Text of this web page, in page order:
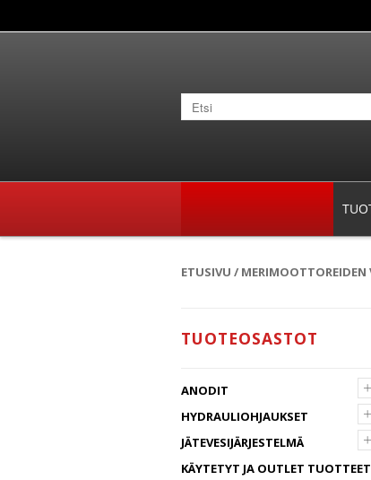
ETUSIVU / MERIMOOTTOREIDEN
TUOTEOSASTOT
+
ANODIT
+
HYDRAULIOHJAUKSET
+
JÄTEVESIJÄRJESTELMÄ
KÄYTETYT JA OUTLET TUOTTEET